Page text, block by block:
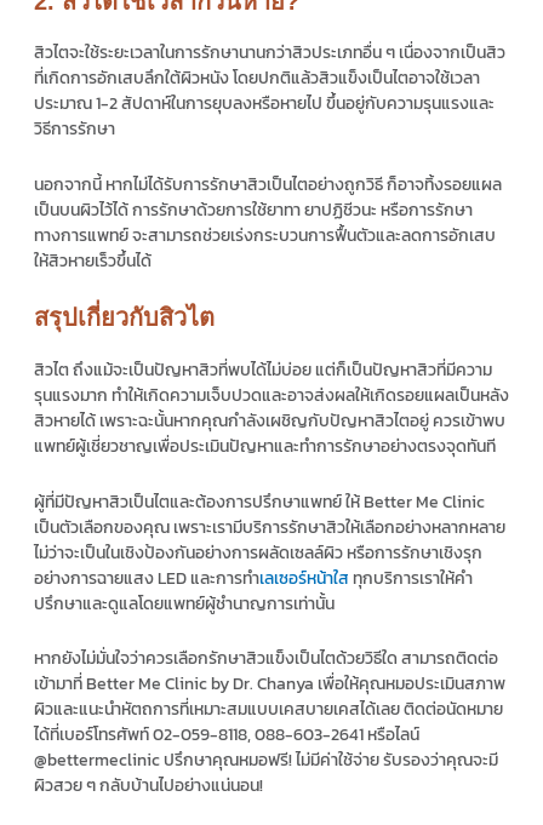
สิวไตจะใช้ระยะเวลาในการรักษานานกว่าสิวประเภทอื่น ๆ เนื่องจากเป็นสิว
ที่เกิดการอักเสบลึกใต้ผิวหนัง โดยปกติแล้วสิวแข็งเป็นไตอาจใช้เวลา
ประมาณ 1-2 สัปดาห์ในการยุบลงหรือหายไป ขึ้นอยู่กับความรุนแรงและ
วิธีการรักษา
นอกจากนี้ หากไม่ได้รับการรักษาสิวเป็นไตอย่างถูกวิธี ก็อาจทิ้งรอยแผล
เป็นบนผิวไว้ได้ การรักษาด้วยการใช้ยาทา ยาปฏิชีวนะ หรือการรักษา
ทางการแพทย์ จะสามารถช่วยเร่งกระบวนการฟื้นตัวและลดการอักเสบ
ให้สิวหายเร็วขึ้นได้
สรุปเกี่ยวกับสิวไต
สิวไต ถึงแม้จะเป็นปัญหาสิวที่พบได้ไม่บ่อย แต่ก็เป็นปัญหาสิวที่มีความ
รุนแรงมาก ทำให้เกิดความเจ็บปวดและอาจส่งผลให้เกิดรอยแผลเป็นหลัง
สิวหายได้ เพราะฉะนั้นหากคุณกำลังเผชิญกับปัญหาสิวไตอยู่ ควรเข้าพบ
แพทย์ผู้เชี่ยวชาญเพื่อประเมินปัญหาและทำการรักษาอย่างตรงจุดทันที
ผู้ที่มีปัญหาสิวเป็นไตและต้องการปรึกษาแพทย์ ให้ Better Me Clinic
เป็นตัวเลือกของคุณ เพราะเรามีบริการรักษาสิวให้เลือกอย่างหลากหลาย
ไม่ว่าจะเป็นในเชิงป้องกันอย่างการผลัดเซลล์ผิว หรือการรักษาเชิงรุก
อย่างการฉายแสง LED และการทำเลเซอร์หน้าใส ทุกบริการเราให้คำ
ปรึกษาและดูแลโดยแพทย์ผู้ชำนาญการเท่านั้น
หากยังไม่มั่นใจว่าควรเลือกรักษาสิวแข็งเป็นไตด้วยวิธีใด สามารถติดต่อ
เข้ามาที่ Better Me Clinic by Dr. Chanya เพื่อให้คุณหมอประเมินสภาพ
ผิวและแนะนำหัตถการที่เหมาะสมแบบเคสบายเคสได้เลย ติดต่อนัดหมาย
ได้ที่เบอร์โทรศัพท์ 02-059-8118, 088-603-2641 หรือไลน์
@bettermeclinic ปรึกษาคุณหมอฟรี! ไม่มีค่าใช้จ่าย รับรองว่าคุณจะมี
ผิวสวย ๆ กลับบ้านไปอย่างแน่นอน!